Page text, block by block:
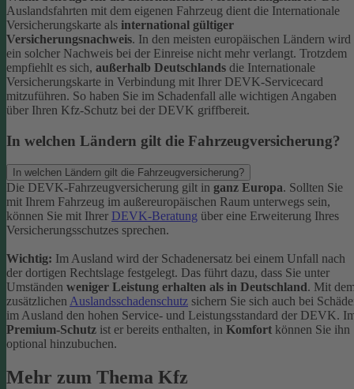
Auslandsfahrten mit dem eigenen Fahrzeug dient die Internationale
Versicherungskarte als international gültiger
Versicherungsnachweis. In den meisten europäischen Ländern wird
ein solcher Nachweis bei der Einreise nicht mehr verlangt. Trotzdem
empfiehlt es sich, außerhalb Deutschlands die Internationale
Versicherungskarte in Verbindung mit Ihrer DEVK-Servicecard
mitzuführen. So haben Sie im Schadenfall alle wichtigen Angaben
über Ihren Kfz-Schutz bei der DEVK griffbereit.
In welchen Ländern gilt die Fahrzeugversicherung?
In welchen Ländern gilt die Fahrzeugversicherung?
Die DEVK-Fahrzeugversicherung gilt in ganz Europa. Sollten Sie
mit Ihrem Fahrzeug im außereuropäischen Raum unterwegs sein,
können Sie mit Ihrer DEVK-Beratung über eine Erweiterung Ihres
Versicherungsschutzes sprechen.
Wichtig: Im Ausland wird der Schadenersatz bei einem Unfall nach
der dortigen Rechtslage festgelegt. Das führt dazu, dass Sie unter
Umständen weniger Leistung erhalten als in Deutschland. Mit
zusätzlichenAuslandsschadenschutz sichern Sie sich auch bei
im Ausland den hohen Service- und Leistungsstandard der DEVK.
Premium-Schutz ist er bereits enthalten, in Komfort können Sie ihn
optional hinzubuchen.
Mehr zum Thema Kfz